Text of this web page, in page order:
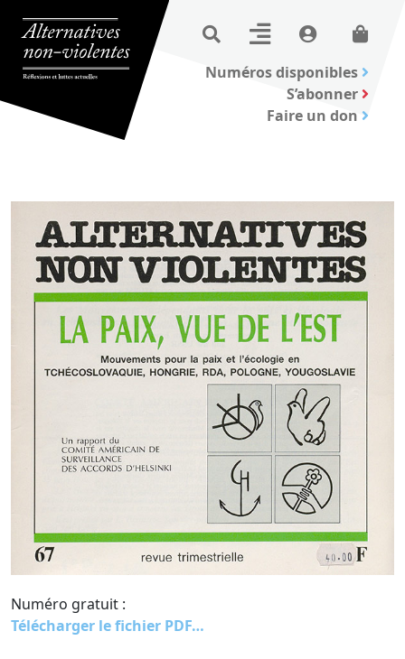
Numéros disponibles
S’abonner
Faire un don
Numéro gratuit :
Télécharger le fichier PDF…